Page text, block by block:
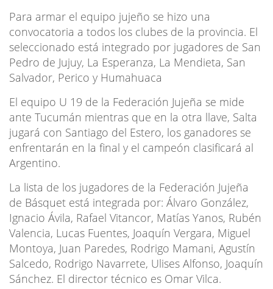
Para armar el equipo jujeño se hizo una
convocatoria a todos los clubes de la provincia. El
seleccionado está integrado por jugadores de San
Pedro de Jujuy, La Esperanza, La Mendieta, San
Salvador, Perico y Humahuaca
El equipo U 19 de la Federación Jujeña se mide
ante Tucumán mientras que en la otra llave, Salta
jugará con Santiago del Estero, los ganadores se
enfrentarán en la final y el campeón clasificará al
Argentino.
La lista de los jugadores de la Federación Jujeña
de Básquet está integrada por: Álvaro González,
Ignacio Ávila, Rafael Vitancor, Matías Yanos, Rubén
Valencia, Lucas Fuentes, Joaquín Vergara, Miguel
Montoya, Juan Paredes, Rodrigo Mamani, Agustín
Salcedo, Rodrigo Navarrete, Ulises Alfonso, Joaquín
Sánchez. El director técnico es Omar Vilca.